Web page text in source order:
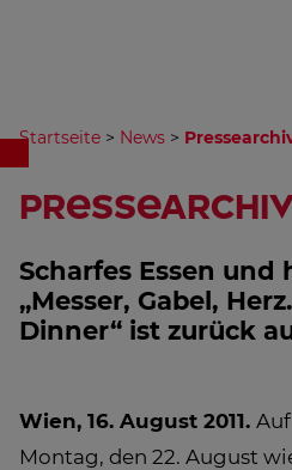
Startseite > News >
Pressearchiv
Scharfes Essen und
„Messer, Gabel,
Dinner“ ist zurück
Wien, 16. August 2011.
Montag, den 22. August